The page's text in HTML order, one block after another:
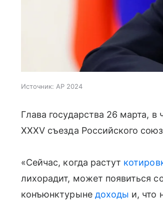
Источник: AP 2024
Глава государства 26 марта, в
XXXV съезда Российского
«Сейчас, когда растут
лихорадит, может появиться
конъюнктурыне доходы и, что